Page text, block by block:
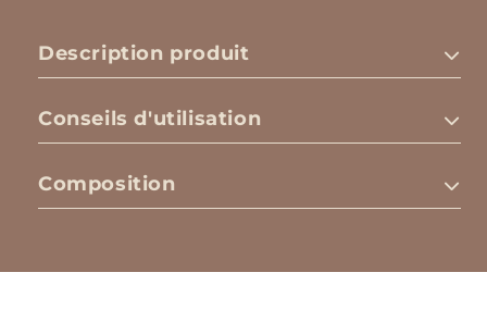
Description produit
Conseils d'utilisation
Composition